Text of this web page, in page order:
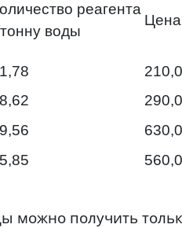
реагента
тонну воды
можно получить